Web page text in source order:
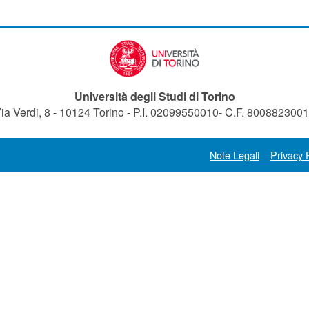
Università degli Studi di Torino
Verdi, 8 - 10124 Torino - P.I. 02099550010- C.F.
Note Legali Privacy